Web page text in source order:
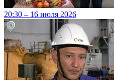
20:30 – 16 июля 2026